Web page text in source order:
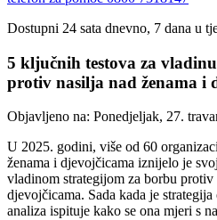
Dostupni 24 sata dnevno, 7 dana u
5 ključnih testova za
protiv nasilja nad ženama i
Objavljeno na: Ponedjeljak, 27.
U 2025. godini, više od 60
ženama i djevojčicama iznijelo je
vladinom strategijom za borbu protiv
djevojčicama. Sada kada je
analiza ispituje kako se ona mjeri s